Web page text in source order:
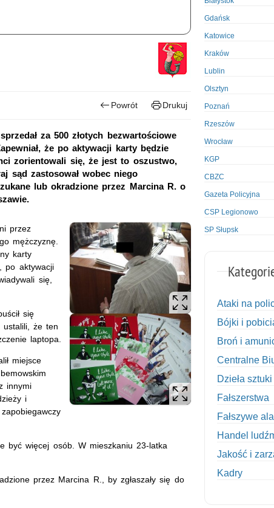
Powrót Drukuj
za 500 złotych bezwartościowe
że po aktywacji karty będzie
zorientowali się, że jest to oszustwo,
sąd zastosował wobec niego
lub okradzione przez Marcina R. o
przez
mężczyznę.
karty
po aktywacji
się,
się
ustalili, że ten
laptopa.
miejsce
innymi
i
być więcej osób. W mieszkaniu 23-latka
przez Marcina R., by zgłaszały się do
Gdańsk
Katowice
Kraków
Lublin
Olsztyn
Poznań
Rzeszów
Wrocław
KGP
CBZC
Gazeta Policyjna
CSP Legionowo
SP Słupsk
Ataki na
Bójki i
Broń i
Centralne
Dzieła sztuki
Fałszerstwa
Fałszywe
Handel
Jakość i
Kadry